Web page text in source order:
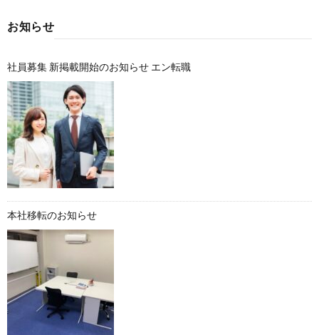
お知らせ
社員募集 新掲載開始のお知らせ エン転職
本社移転のお知らせ